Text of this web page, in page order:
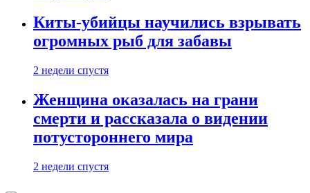
Киты-убийцы научились взрывать
огромных рыб для забавы
2 недели спустя
Женщина оказалась на грани
смерти и рассказала о видении
потустороннего мира
2 недели спустя